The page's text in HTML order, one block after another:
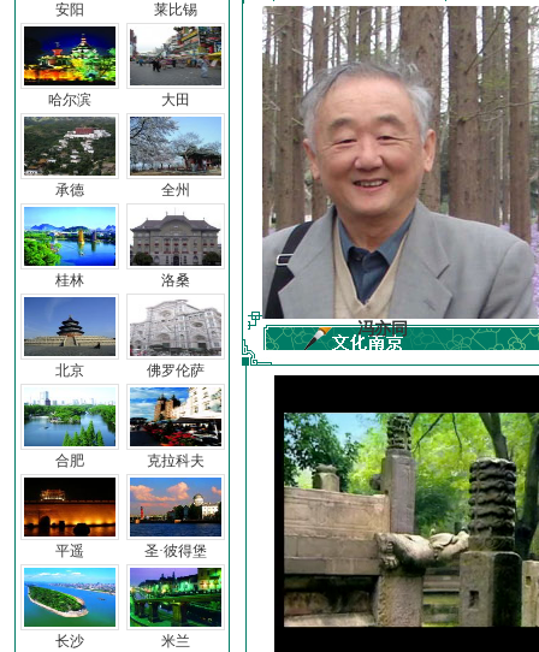
安阳
哈尔滨
承德
桂林
北京
合肥
平遥
长沙
莱比锡
大田
全州
洛桑
佛罗伦萨
克拉科夫
圣·彼得堡
米兰
前子 冯亦同